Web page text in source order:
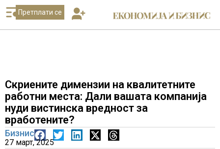
Претплати се
Скриените димензии на квалитетните
работни места: Дали вашата компанија
нуди вистинска вредност за
вработените?
Бизнис
27 март, 2025